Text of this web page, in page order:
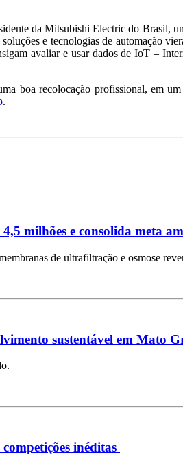
da Mitsubishi Electric do Brasil,
e tecnologias de automação
avaliar e usar dados de IoT –
boa recolocação profissional, em
.
milhões e consolida meta
de ultrafiltração e osmose
sustentável em Mato
inéditas